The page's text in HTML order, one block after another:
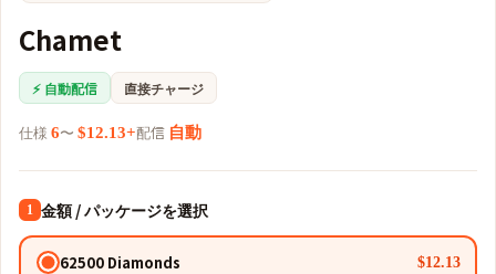
Chamet
⚡ 自動配信 直接チャージ
仕様 6〜 $12.13+配信 自動
1 金額 / パッケージを選択
62500 Diamonds $12.13